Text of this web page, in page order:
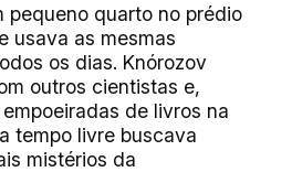
pequeno quarto no prédio
usava as mesmas
os dias. Knórozov
outros cientistas e,
de livros na
tempo livre buscava
mistérios da